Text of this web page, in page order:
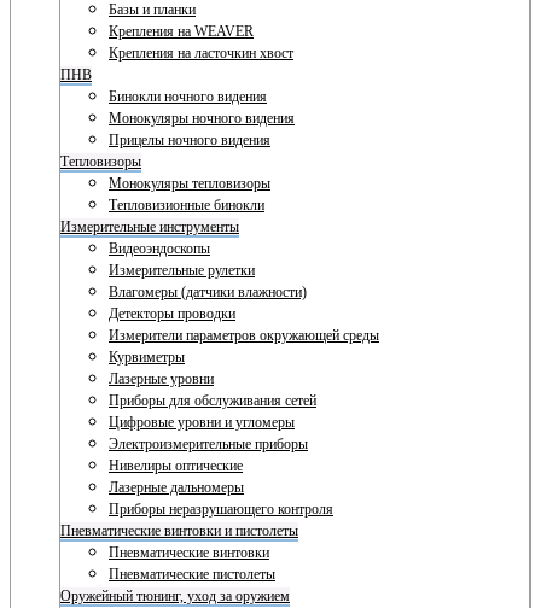
Базы и планки
Крепления на WEAVER
Крепления на ласточкин хвост
ПНВ
Бинокли ночного видения
Монокуляры ночного видения
Прицелы ночного видения
Тепловизоры
Монокуляры тепловизоры
Тепловизионные бинокли
Измерительные инструменты
Видеоэндоскопы
Измерительные рулетки
Влагомеры (датчики влажности)
Детекторы проводки
Измерители параметров окружающей среды
Курвиметры
Лазерные уровни
Приборы для обслуживания сетей
Цифровые уровни и угломеры
Электроизмерительные приборы
Нивелиры оптические
Лазерные дальномеры
Приборы неразрушающего контроля
Пневматические винтовки и пистолеты
Пневматические винтовки
Пневматические пистолеты
Оружейный тюнинг, уход за оружием